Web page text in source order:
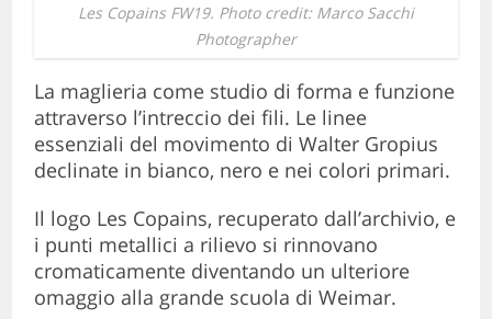
Les Copains FW19. Photo credit: Marco Sacchi
Photographer
La maglieria come studio di forma e funzione
attraverso l’intreccio dei fili. Le linee
essenziali del movimento di Walter Gropius
declinate in bianco, nero e nei colori primari.
Il logo Les Copains, recuperato dall’archivio, e
i punti metallici a rilievo si rinnovano
cromaticamente diventando un ulteriore
omaggio alla grande scuola di Weimar.